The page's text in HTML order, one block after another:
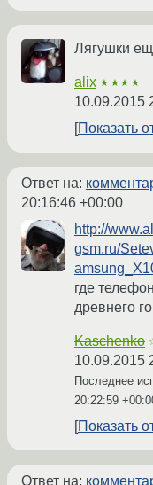
Лягушки
alix ★★★★
10.09.2015
Показать
Ответ на:
20:16:46 +00:00
http://
gsm.ru/
где
древнего
Kaschenko
10.09.2015
Последнее
20:22:59
Показать
Ответ на: